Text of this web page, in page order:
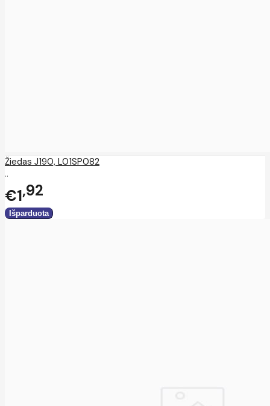
Žiedas J190, L01SP082
..
€1 92